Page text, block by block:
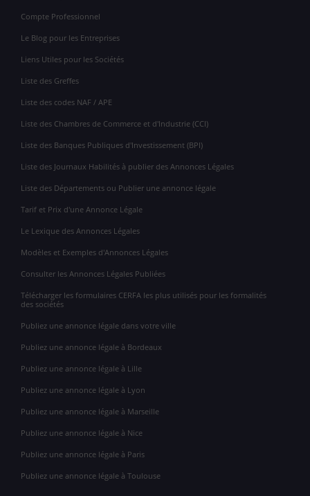
Compte Professionnel
Le Blog pour les Entreprises
Liens Utiles pour les Sociétés
Liste des Greffes
Liste des codes NAF / APE
Liste des Chambres de Commerce et d'Industrie (CCI)
Liste des Banques Publiques d'Investissement (BPI)
Liste des Journaux Habilités à publier des Annonces Légales
Liste des Départements ou Publier une annonce légale
Tarif et Prix d'une Annonce Légale
Le Lexique des Annonces Légales
Modèles et Exemples d'Annonces Légales
Consulter les Annonces Légales Publiées
Télécharger les formulaires CERFA les plus utilisés pour les formalités
des sociétés
Publiez une annonce légale dans votre ville
Publiez une annonce légale à Bordeaux
Publiez une annonce légale à Lille
Publiez une annonce légale à Lyon
Publiez une annonce légale à Marseille
Publiez une annonce légale à Nice
Publiez une annonce légale à Paris
Publiez une annonce légale à Toulouse